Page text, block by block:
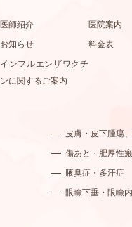
医師紹介
医院案内
お知らせ
料金表
インフルエンザワクチ
ンに関するご案内
皮膚・皮下腫瘍
傷あと・肥厚性
腋臭症・多汗症
眼瞼下垂・眼瞼